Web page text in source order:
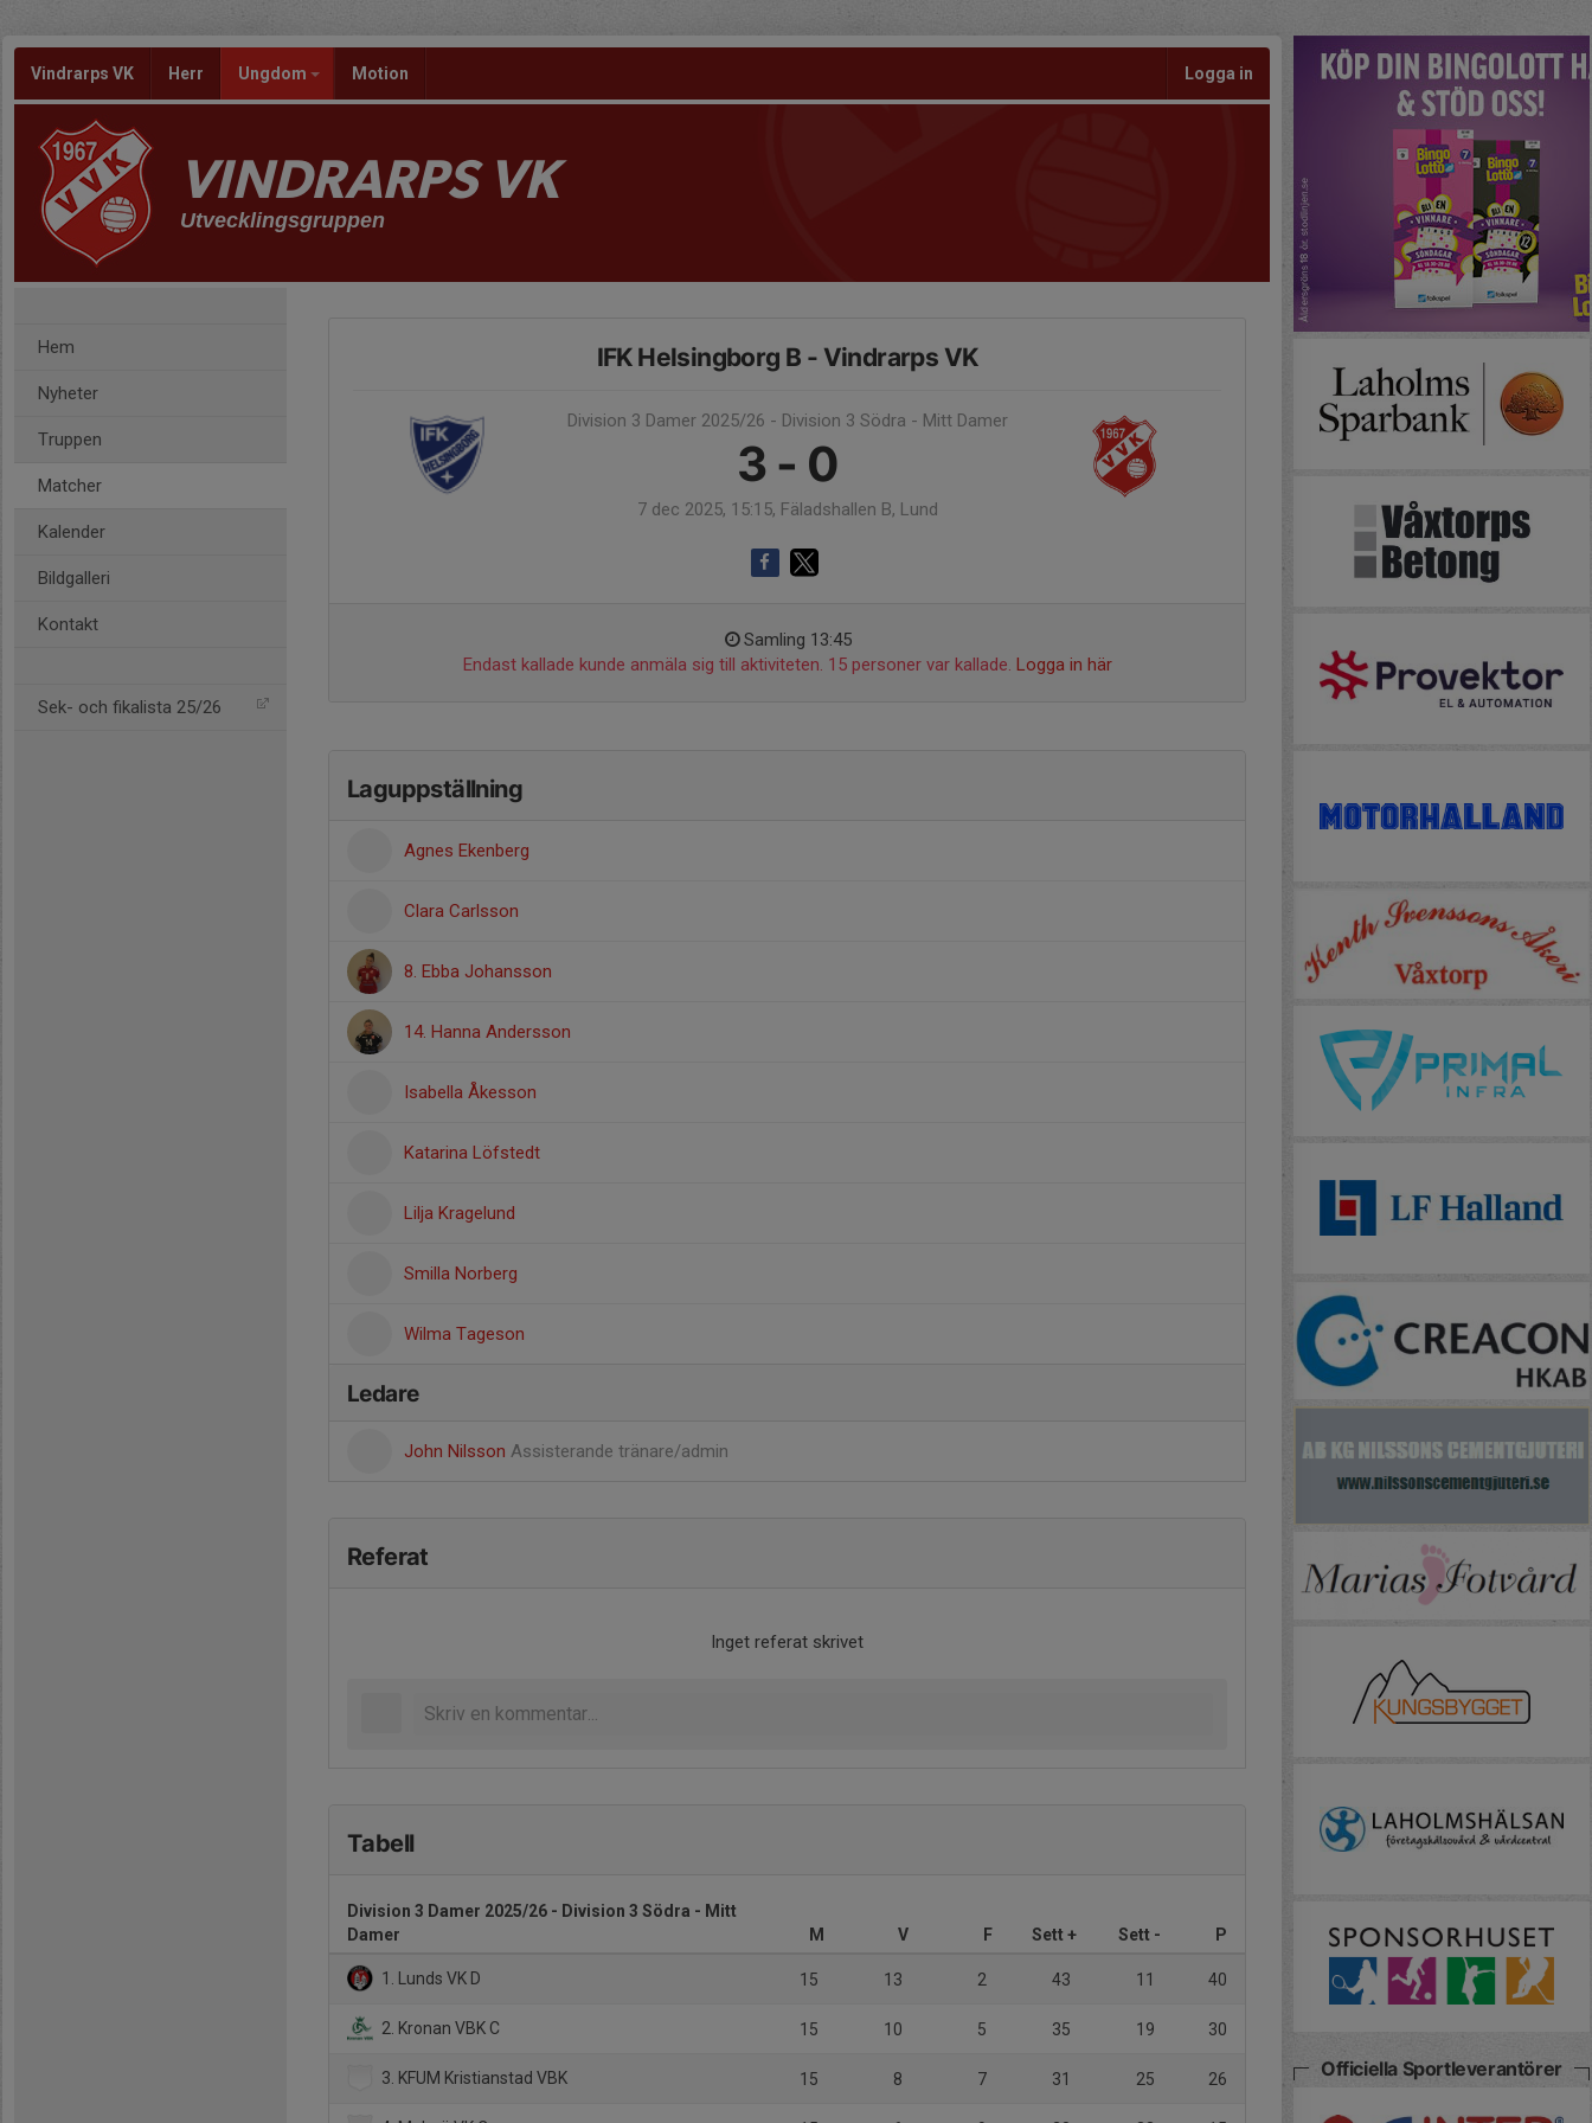
Vindrarps VK Herr Ungdom Motion Logga in
VINDRARPS VK
Utvecklingsgruppen
Hem
Nyheter
Truppen
Matcher
Kalender
Bildgalleri
Kontakt
Sek- och fikalista 25/26
IFK Helsingborg B - Vindrarps VK
Division 3 Damer 2025/26 - Division 3 Södra - Mitt Damer
3 - 0
7 dec 2025, 15:15, Fäladshallen B, Lund
Samling 13:45
Endast kallade kunde anmäla sig till aktiviteten. 15 personer var kallade. Logga in här
Laguppställning
Agnes Ekenberg
Clara Carlsson
8. Ebba Johansson
14. Hanna Andersson
Isabella Åkesson
Katarina Löfstedt
Lilja Kragelund
Smilla Norberg
Wilma Tageson
Ledare
John Nilsson Assisterande tränare/admin
Referat
Inget referat skrivet
Tabell
Division 3 Damer 2025/26 - Division 3 Södra - Mitt
Damer
M V F Sett + Sett - P
1. Lunds VK D 15 13 2 43 11 40
2. Kronan VBK C 15 10 5 35 19 30
3. KFUM Kristianstad VBK 15 8 7 31 25 26 Officiella Sportleverantörer